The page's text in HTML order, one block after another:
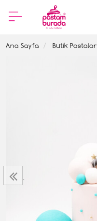
Ana Sayfa Butik Pastalar
‹